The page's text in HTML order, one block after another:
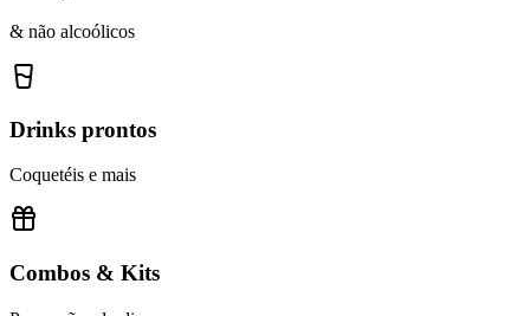
& não alcoólicos
Drinks prontos
Coquetéis e mais
Combos & Kits